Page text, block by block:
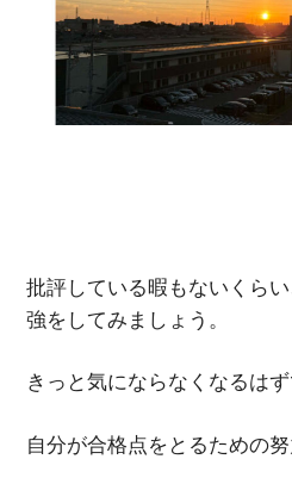
批評している暇もないくら
強をしてみましょう。
きっと気にならなくなるはず
自分が合格点をとるための努